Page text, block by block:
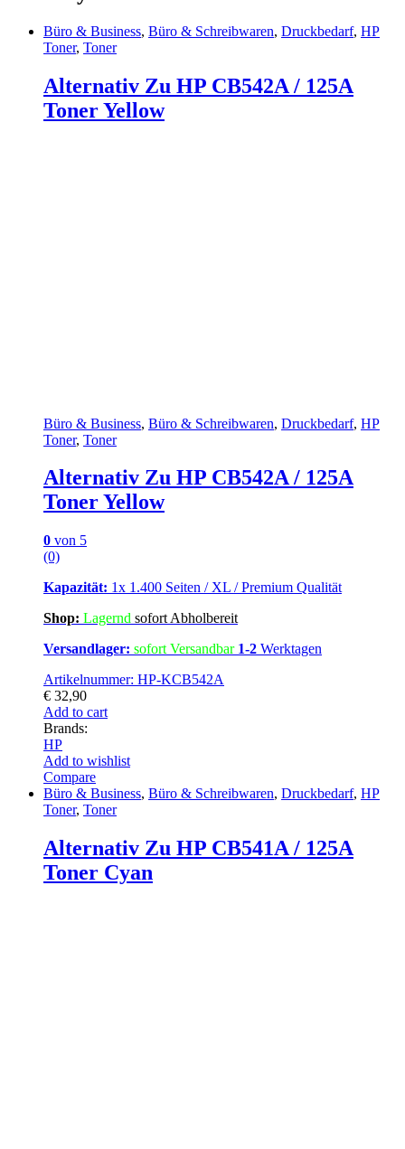
Büro & Business, Büro & Schreibwaren, Druckbedarf, HP
Toner, Toner
Alternativ Zu HP CB542A / 125A
Toner Yellow
Büro & Business, Büro & Schreibwaren, Druckbedarf, HP
Toner, Toner
Alternativ Zu HP CB542A / 125A
Toner Yellow
0 von 5
(0)
Kapazität: 1x 1.400 Seiten / XL / Premium Qualität
Shop: Lagernd sofort Abholbereit
Versandlager: sofort Versandbar 1-2 Werktagen
Artikelnummer: HP-KCB542A
€ 32,90
Add to cart
Brands:
HP
Add to wishlist
Compare
Büro & Business, Büro & Schreibwaren, Druckbedarf, HP
Toner, Toner
Alternativ Zu HP CB541A / 125A
Toner Cyan